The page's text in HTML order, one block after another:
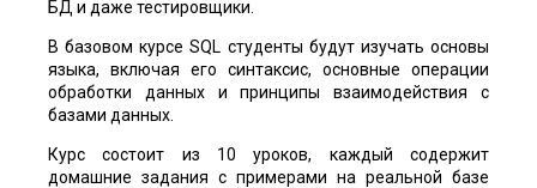
БД и даже тестировщики.
В базовом курсе SQL студенты будут изучать основы
языка, включая его синтаксис, основные операции
обработки данных и принципы взаимодействия с
базами данных.
Курс состоит из 10 уроков, каждый содержит
домашние задания с примерами на реальной базе